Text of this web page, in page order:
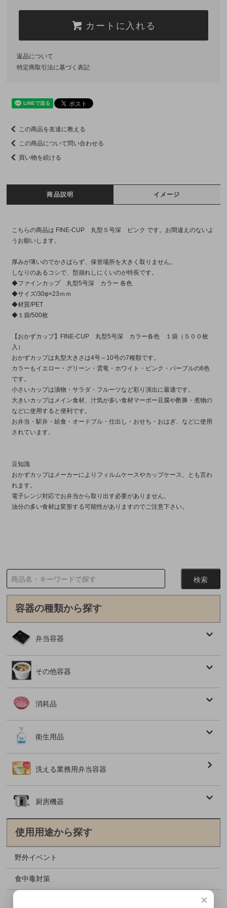
カートに入れる
返品について
特定商取引法に基づく表記
この商品を友達に教える
この商品について問い合わせる
買い物を続ける
商品説明 イメージ
こちらの商品は FINE-CUP 丸型５号深 ピンク です。お間違えのないよ
うお願いします。
厚みが薄いのでかさばらず、保管場所を大きく取りません。
しなりのあるコシで、型崩れしにくいのが特長です。
◆ファインカップ 丸型5号深 カラー 各色
◆サイズ/30φ×23ｍｍ
◆材質/PET
◆１袋/500枚
【おかずカップ】FINE-CUP 丸型5号深 カラー各色 １袋（５００枚
入）
おかずカップは丸型大きさは4号～10号の7種類です。
カラーもイエロー・グリーン・雲竜・ホワイト・ピンク・パープルの6色
です。
小さいカップは漬物・サラダ・フルーツなど彩り演出に最適です。
大きいカップはメイン食材、汁気が多い食材マーボー豆腐や酢豚・煮物の
などに使用すると便利です。
お弁当・駅弁・給食・オードブル・仕出し・おせち・おはぎ、などに使用
されています。
豆知識
おかずカップはメーカーによりフィルムケースやカップケース、とも言わ
れます。
電子レンジ対応でお弁当から取り出す必要がありません。
油分の多い食材は変形する可能性がありますのでご注意下さい。
容器の種類から探す
弁当容器
その他容器
消耗品
衛生用品
洗える業務用弁当容器
厨房機器
使用用途から探す
野外イベント
食中毒対策
×